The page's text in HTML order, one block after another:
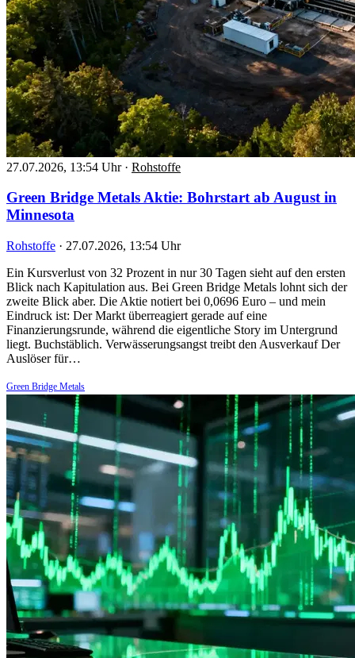
27.07.2026, 13:54 Uhr · Rohstoffe
Green Bridge Metals Aktie: Bohrstart ab August in
Minnesota
Rohstoffe · 27.07.2026, 13:54 Uhr
Ein Kursverlust von 32 Prozent in nur 30 Tagen sieht auf den ersten
Blick nach Kapitulation aus. Bei Green Bridge Metals lohnt sich der
zweite Blick aber. Die Aktie notiert bei 0,0696 Euro – und mein
Eindruck ist: Der Markt überreagiert gerade auf eine
Finanzierungsrunde, während die eigentliche Story im Untergrund
liegt. Buchstäblich. Verwässerungsangst treibt den Ausverkauf Der
Auslöser für…
Green Bridge Metals